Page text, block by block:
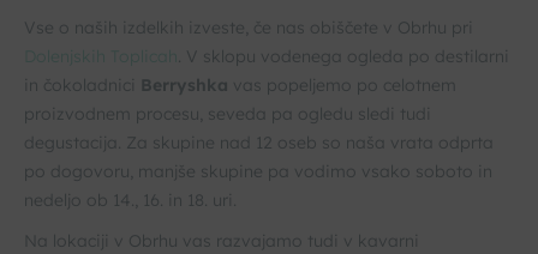
Vse o naših izdelkih izveste, če nas obiščete v Obrhu pri
. V sklopu vodenega ogleda po destilarni
in čokoladnici
Berryshka vas popeljemo po celotnem
proizvodnem procesu, seveda pa ogledu sledi tudi
degustacija. Za skupine nad 12 oseb so naša vrata odprta
po dogovoru, manjše skupine pa vodimo vsako soboto in
nedeljo ob 14., 16. in 18. uri.
Na lokaciji v Obrhu vas razvajamo tudi v kavarni